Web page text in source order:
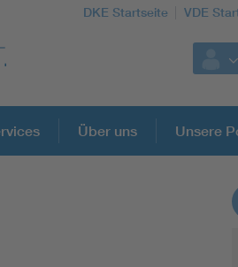
DKE Startseite VDE
im Kontext der
Über uns Unsere